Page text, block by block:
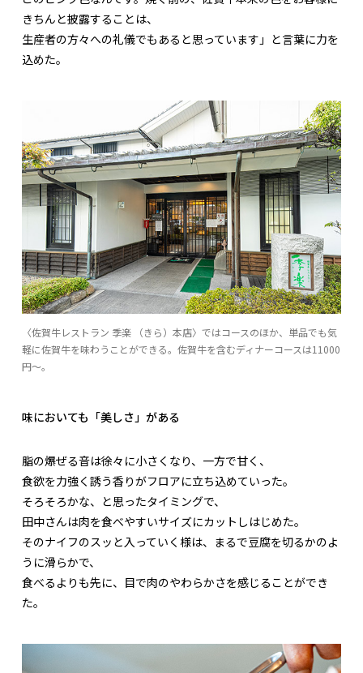
きちんと披露することは、
生産者の方々への礼儀でもあると思っています」と言葉に力を
込めた。
〈佐賀牛レストラン 季楽 （きら）本店〉ではコースのほか、単品でも気
軽に佐賀牛を味わうことができる。佐賀牛を含むディナーコースは11000
円〜。
味においても「美しさ」がある
脂の爆ぜる音は徐々に小さくなり、一方で甘く、
食欲を力強く誘う香りがフロアに立ち込めていった。
そろそろかな、と思ったタイミングで、
田中さんは肉を食べやすいサイズにカットしはじめた。
そのナイフのスッと入っていく様は、まるで豆腐を切るかのよ
うに滑らかで、
食べるよりも先に、目で肉のやわらかさを感じることができ
た。